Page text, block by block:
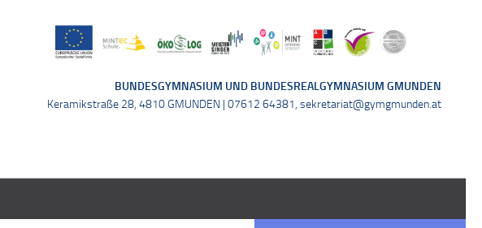
BUNDESGYMNASIUM UND BUNDESREALGYMNASIUM GMUNDEN
Keramikstraße 28, 4810 GMUNDEN | 07612 64381, sekretariat@gymgmunden.at